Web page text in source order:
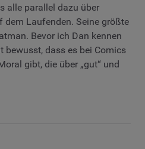
alle parallel dazu über
dem Laufenden. Seine größte
Bevor ich Dan kennen
bewusst, dass es bei Comics
gibt, die über „gut“ und